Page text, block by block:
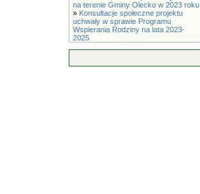
na terenie Gminy Olecko w 2023 roku
» Konsultacje społeczne projektu
uchwały w sprawie Programu
Wspierania Rodziny na lata 2023-
2025